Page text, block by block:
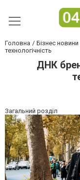
Головна Бізнес новини
технологічність
ДНК
Загальний розділ